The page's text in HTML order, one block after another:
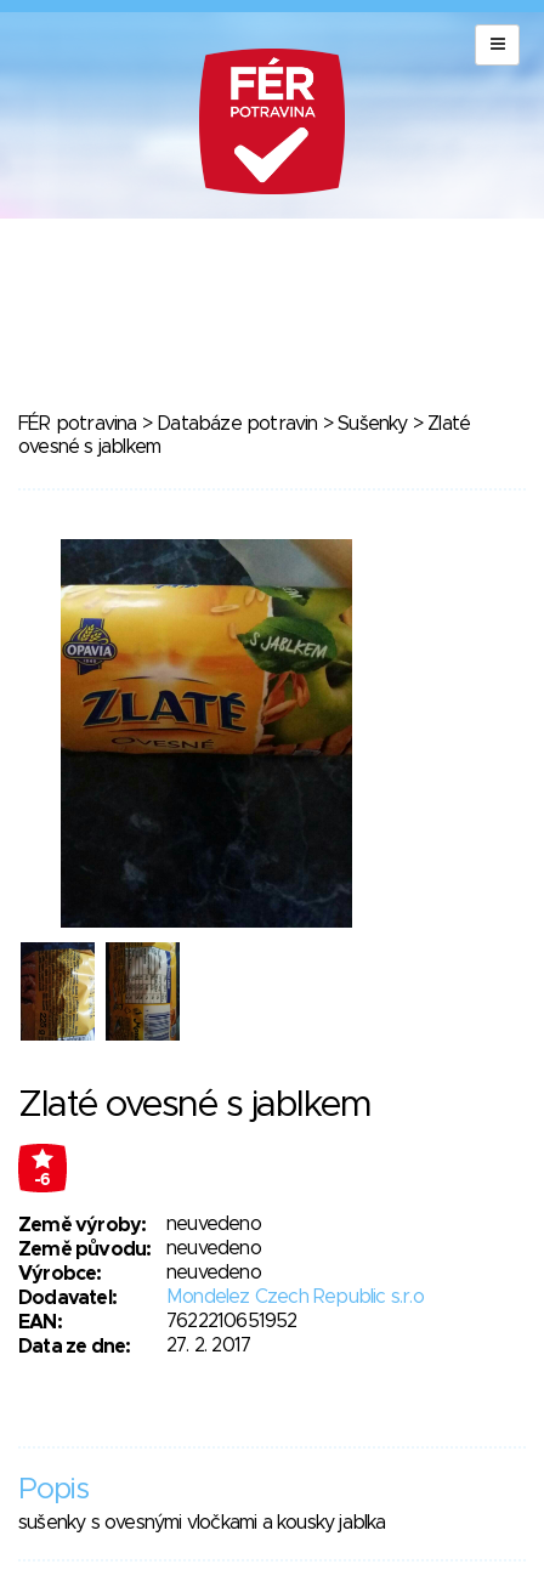
FÉR potravina > Databáze potravin >Sušenky> Zlaté
ovesné s jablkem
Zlaté ovesné s jablkem
-6
Země výroby:
neuvedeno
Země původu:
neuvedeno
Výrobce:
neuvedeno
Dodavatel:
Mondelez Czech Republic s.r.o
EAN:
7622210651952
Data ze dne:
27. 2. 2017
Popis
sušenky s ovesnými vločkami a kousky jablka